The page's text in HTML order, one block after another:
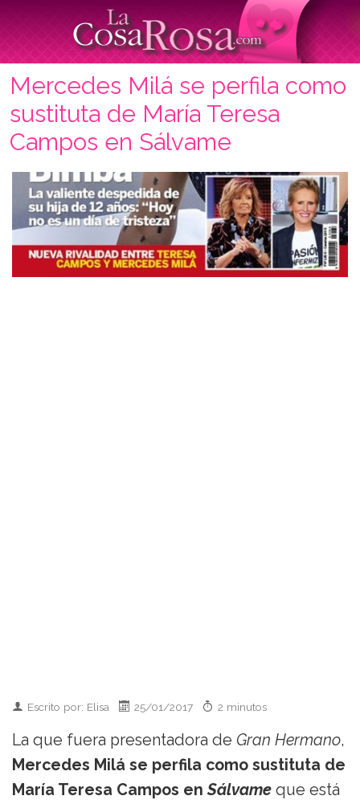
Mercedes Milá se perfila como
sustituta de María Teresa
Campos en Sálvame
Escrito por: Elisa 25/01/2017 2 minutos
La que fuera presentadora de Gran Hermano,
Mercedes Milá se perfila como sustituta de
María Teresa Campos enSálvame que está